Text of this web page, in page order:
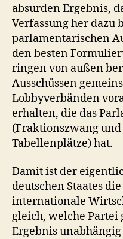
absurden Ergebnis,
Verfassung her dazu
parlamentarischen
den besten
ringen von außen
Ausschüssen
Lobbyverbänden
erhalten, die das
(Fraktionszwang
Tabellenplätze) hat.
Damit ist der
deutschen Staates
internationale
gleich, welche Partei
Ergebnis